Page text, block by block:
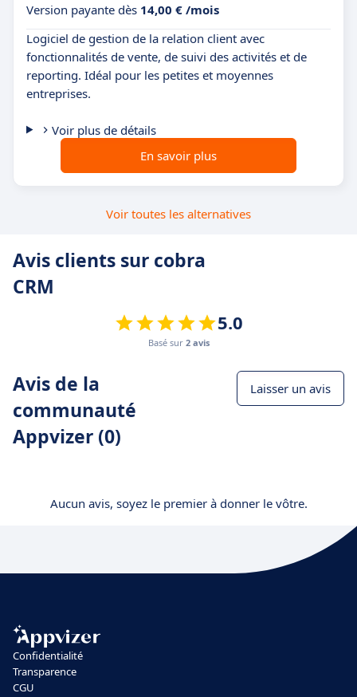
Version payante dès 14,00 € /mois
Logiciel de gestion de la relation client avec
fonctionnalités de vente, de suivi des activités et de
reporting. Idéal pour les petites et moyennes
entreprises.
Voir plus de détails
En savoir plus
Voir toutes les alternatives
Avis clients sur cobra
CRM
5.0
Basé sur 2 avis
Avis de la
communauté
Appvizer (0)
Laisser un avis
Aucun avis, soyez le premier à donner le vôtre.
Confidentialité
Transparence
CGU